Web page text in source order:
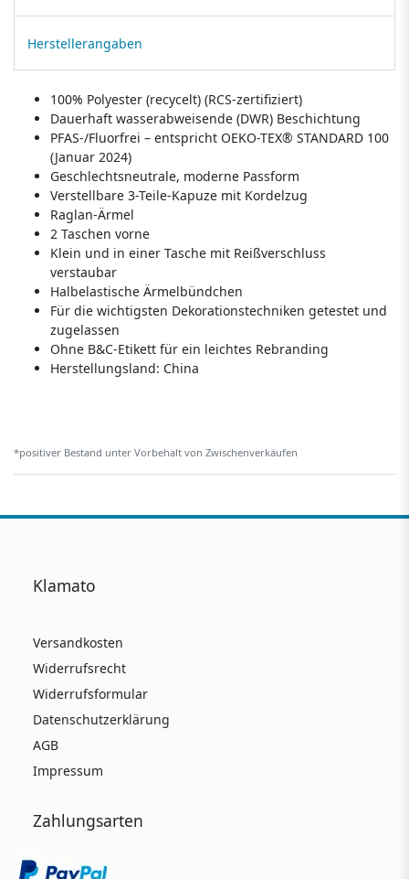
Herstellerangaben
100% Polyester (recycelt) (RCS-zertifiziert)
Dauerhaft wasserabweisende (DWR) Beschichtung
PFAS-/Fluorfrei – entspricht OEKO-TEX® STANDARD 100
(Januar 2024)
Geschlechtsneutrale, moderne Passform
Verstellbare 3-Teile-Kapuze mit Kordelzug
Raglan-Ärmel
2 Taschen vorne
Klein und in einer Tasche mit Reißverschluss
verstaubar
Halbelastische Ärmelbündchen
Für die wichtigsten Dekorationstechniken getestet und
zugelassen
Ohne B&C-Etikett für ein leichtes Rebranding
Herstellungsland: China
*positiver Bestand unter Vorbehalt von Zwischenverkäufen
Klamato
Versandkosten
Widerrufsrecht
Widerrufsformular
Datenschutzerklärung
AGB
Impressum
Zahlungsarten